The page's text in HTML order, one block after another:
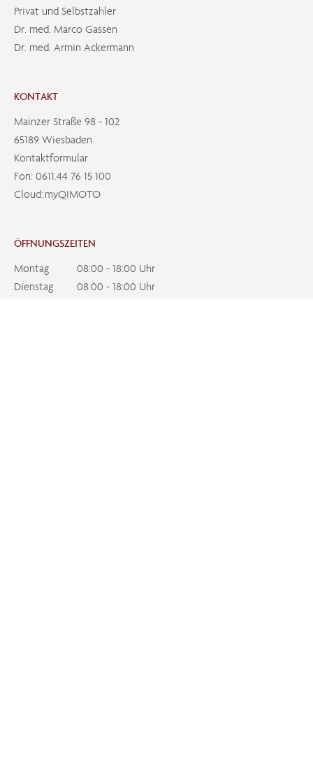
Privat und Selbstzahler
Dr. med. Marco Gassen
Dr. med. Armin Ackermann
KONTAKT
Mainzer Straße 98 - 102
65189 Wiesbaden
Kontaktformular
Fon: 0611.44 76 15 100
Cloud: myQIMOTO
ÖFFNUNGSZEITEN
Montag
08:00 - 18:00 Uhr
Dienstag
08:00 - 18:00 Uhr